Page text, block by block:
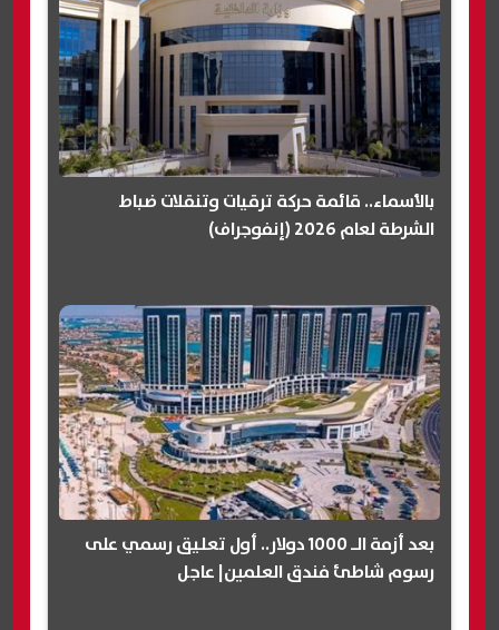
بالأسماء.. قائمة حركة ترقيات وتنقلات ضباط
الشرطة لعام 2026 (إنفوجراف)
بعد أزمة الـ 1000 دولار.. أول تعليق رسمي على
رسوم شاطئ فندق العلمين| عاجل